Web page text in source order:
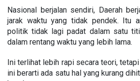
Nasional berjalan sendiri, Daerah
jarak waktu yang tidak pendek. Itu
politik tidak lagi padat dalam satu
dalam rentang waktu yang lebih lama.
Ini terlihat lebih rapi secara teori,
ini berarti ada satu hal yang kurang